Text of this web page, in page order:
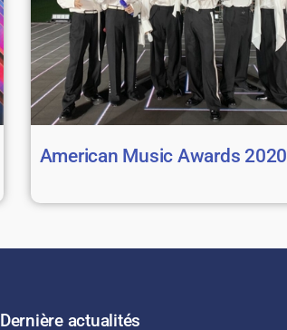
American Music Awards 2020
Dernière actualités